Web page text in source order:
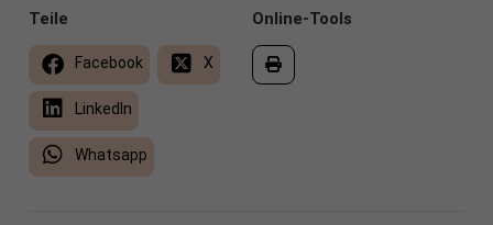
Online-Tools
Teile
Facebook X
LinkedIn
Whatsapp